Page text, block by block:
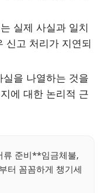
실제 사실과 일치
신고 처리가 지연되
을 나열하는 것을
에 대한 논리적 근
준비**임금체불,
터 꼼꼼하게 챙기세